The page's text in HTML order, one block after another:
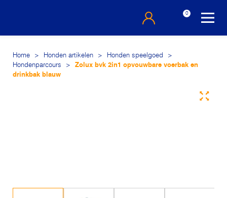
0
Home > Honden artikelen > Honden speelgoed
>
Hondenparcours
>
Zolux bvk 2in1 opvouwbare voerbak en
drinkbak blauw